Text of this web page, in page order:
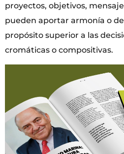
proyectos, objetivos,
pueden aportar armonía o
propósito superior a las
cromáticas o compositivas.